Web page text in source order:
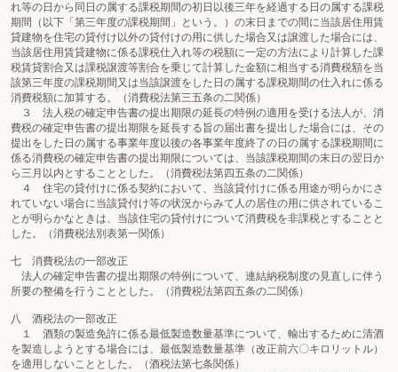
れ等の日から同日の属する課税期間の初日以後三年を経過する日の属する課税
期間（以下「第三年度の課税期間」という。）の末日までの間に当該居住用賃
貸建物を住宅の貸付け以外の貸付けの用に供した場合又は譲渡した場合には、
当該居住用賃貸建物に係る課税仕入れ等の税額に一定の方法により計算した課
税賃貸割合又は課税譲渡等割合を乗じて計算した金額に相当する消費税額を当
該第三年度の課税期間又は当該譲渡をした日の属する課税期間の仕入れに係る
消費税額に加算する。（消費税法第三五条の二関係）
３ 法人税の確定申告書の提出期限の延長の特例の適用を受ける法人が、消
費税の確定申告書の提出期限を延長する旨の届出書を提出した場合には、その
提出をした日の属する事業年度以後の各事業年度終了の日の属する課税期間に
係る消費税の確定申告書の提出期限については、当該課税期間の末日の翌日か
ら三月以内とすることとした。（消費税法第四五条の二関係）
４ 住宅の貸付けに係る契約において、当該貸付けに係る用途が明らかにさ
れていない場合に当該貸付け等の状況からみて人の居住の用に供されているこ
とが明らかなときは、当該住宅の貸付けについて消費税を非課税とすることと
した。（消費税法別表第一関係）
七 消費税法の一部改正
法人の確定申告書の提出期限の特例について、連結納税制度の見直しに伴う
所要の整備を行うこととした。（消費税法第四五条の二関係）
八 酒税法の一部改正
１ 酒類の製造免許に係る最低製造数量基準について、輸出するために清酒
を製造しようとする場合には、最低製造数量基準（改正前六〇キロリットル）
を適用しないこととした。（酒税法第七条関係）